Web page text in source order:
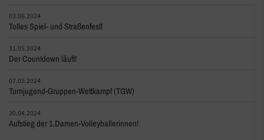
03.06.2024
Tolles Spiel- und Straßenfest!
31.05.2024
Der Countdown läuft!
07.05.2024
Turnjugend-Gruppen-Wettkampf (TGW)
30.04.2024
Aufstieg der 1.Damen-Volleyballerinnen!